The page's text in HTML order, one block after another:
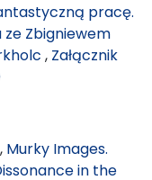
pracę.
Zbigniewem
, Załącznik
Murky Images.
in the